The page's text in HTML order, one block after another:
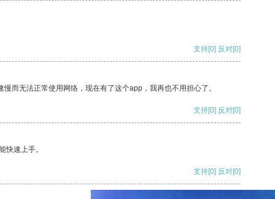
支持[0] 反对[0]
而无法正常使用网络，现在有了这个app，我再也不用担心了。
支持[0] 反对[0]
快速上手。
支持[0] 反对[0]